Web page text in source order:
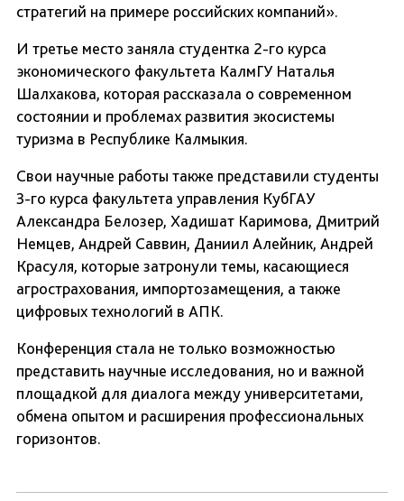
стратегий на примере российских компаний».
И третье место заняла студентка 2-го курса
экономического факультета КалмГУ Наталья
Шалхакова, которая рассказала о современном
состоянии и проблемах развития экосистемы
туризма в Республике Калмыкия.
Свои научные работы также представили студенты
3-го курса факультета управления КубГАУ
Александра Белозер, Хадишат Каримова, Дмитрий
Немцев, Андрей Саввин, Даниил Алейник, Андрей
Красуля, которые затронули темы, касающиеся
агрострахования, импортозамещения, а также
цифровых технологий в АПК.
Конференция стала не только возможностью
представить научные исследования, но и важной
площадкой для диалога между университетами,
обмена опытом и расширения профессиональных
горизонтов.